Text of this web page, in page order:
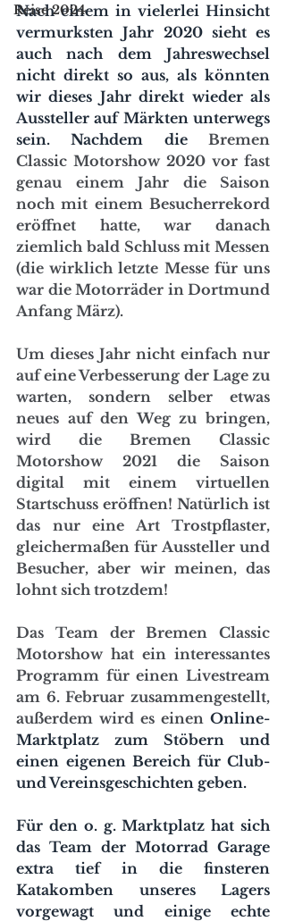
Reise 2024
Nach einem in vielerlei Hinsicht
vermurksten Jahr 2020 sieht es
auch nach dem Jahreswechsel
nicht direkt so aus, als könnten
wir dieses Jahr direkt wieder als
Aussteller auf Märkten unterwegs
sein. Nachdem die Bremen
Classic Motorshow 2020 vor fast
genau einem Jahr die Saison
noch mit einem Besucherrekord
eröffnet hatte, war danach
ziemlich bald Schluss mit Messen
(die wirklich letzte Messe für uns
war die Motorräder in Dortmund
Anfang März).
Um dieses Jahr nicht einfach nur
auf eine Verbesserung der Lage zu
warten, sondern selber etwas
neues auf den Weg zu bringen,
wird die Bremen Classic
Motorshow 2021 die Saison
digital mit einem virtuellen
Startschuss eröffnen! Natürlich ist
das nur eine Art Trostpflaster,
gleichermaßen für Aussteller und
Besucher, aber wir meinen, das
lohnt sich trotzdem!
Das Team der Bremen Classic
Motorshow hat ein interessantes
Programm für einen Livestream
am 6. Februar zusammengestellt,
außerdem wird es einen Online-
Marktplatz zum Stöbern und
einen eigenen Bereich für Club-
und Vereinsgeschichten geben.
Für den o. g. Marktplatz hat sich
das Team der Motorrad Garage
extra tief in die finsteren
Katakomben unseres Lagers
vorgewagt und einige echte